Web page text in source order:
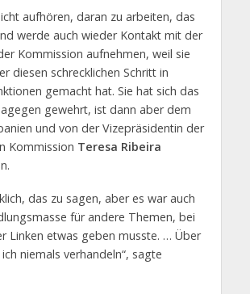
aufhören, daran zu arbeiten, das
werde auch wieder Kontakt mit der
Kommission aufnehmen, weil sie
diesen schrecklichen Schritt in
gemacht hat. Sie hat sich das
gewehrt, ist dann aber dem
und von der Vizepräsidentin der
Kommission Teresa Ribeira
das zu sagen, aber es war auch
für andere Themen, bei
Linken etwas geben musste. … Über
niemals verhandeln“, sagte